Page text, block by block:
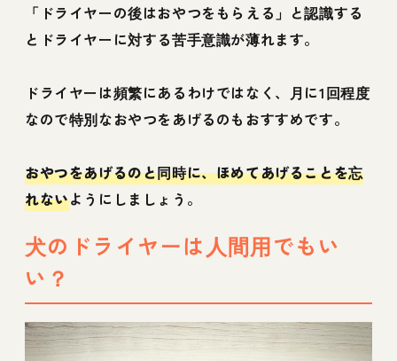
「ドライヤーの後はおやつをもらえる」と認識する
とドライヤーに対する苦手意識が薄れます。
ドライヤーは頻繁にあるわけではなく、月に1回程度
なので特別なおやつをあげるのもおすすめです。
おやつをあげるのと同時に、ほめてあげることを忘
れないようにしましょう。
犬のドライヤーは人間用でもい
い？